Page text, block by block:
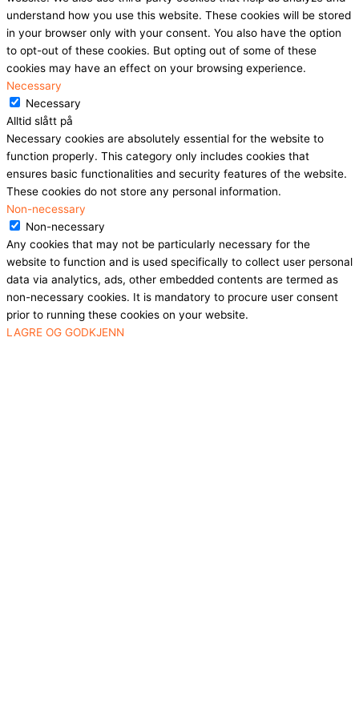
understand how you use this website. These cookies will be stored
in your browser only with your consent. You also have the option
to opt-out of these cookies. But opting out of some of these
cookies may have an effect on your browsing experience.
Necessary
Necessary
Alltid slått på
Necessary cookies are absolutely essential for the website to
function properly. This category only includes cookies that
ensures basic functionalities and security features of the website.
These cookies do not store any personal information.
Non-necessary
Non-necessary
Any cookies that may not be particularly necessary for the
website to function and is used specifically to collect user personal
data via analytics, ads, other embedded contents are termed as
non-necessary cookies. It is mandatory to procure user consent
prior to running these cookies on your website.
LAGRE OG GODKJENN